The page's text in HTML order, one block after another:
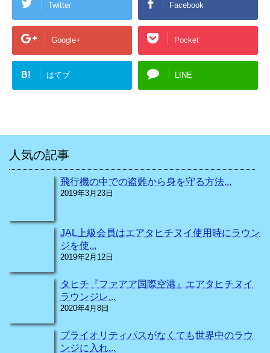
Twitter Facebook
Google+ Pocket
B! はてブ LINE
人気の記事
飛行機の中での盗難から身を守る方法...
2019年3月23日
JAL上級会員はエアタヒチヌイ使用時にラウン
ジを使...
2019年2月12日
タヒチ『ファアア国際空港』エアタヒチヌイ
ラウンジレ...
2020年4月8日
プライオリティパスがなくても世界中のラウ
ンジに入れ...